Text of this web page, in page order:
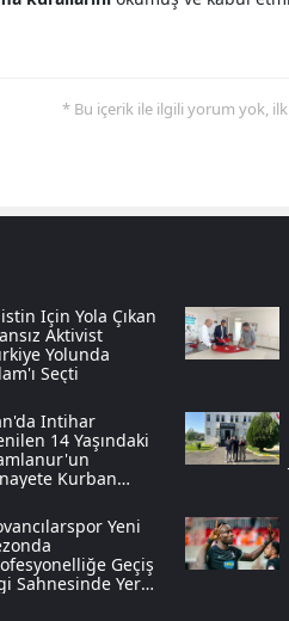
* Bu içerik ile ilgili yorum yok,
Için Yola Çıkan
Aktivist
Yolunda
Seçti
Intihar
14 Yaşındaki
Kurban
Yeni
Geçiş
Sahnesinde Yer